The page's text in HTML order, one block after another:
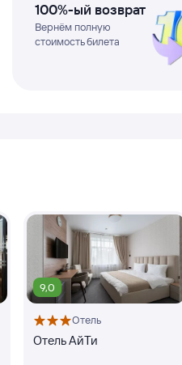
100%-ый возврат
Вернём полную
стоимость билета
9,0
Отель
Отель АйТи